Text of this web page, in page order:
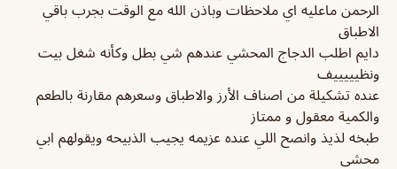
الرحمن ماعليه اي ملاحظات وباذن الله مع الوقت بجرب باقي
الاطباق
دايم اطلب الدجاج المحشي عندهم شي بطل وكأنه شغل بيت
ونظيييييف
عنده تشكيلة من اصناف الأرز والاطباق وسعرهم مقارنة بالطعم
والكمية معقول و ممتاز
طبخه لذيذ وانصح اللي عنده عزيمه يجيب الذبيحه ويقولهم ابي
محشي